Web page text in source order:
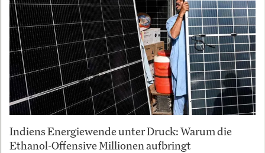
Indiens Energiewende unter Druck: Warum die
Ethanol-Offensive Millionen aufbringt